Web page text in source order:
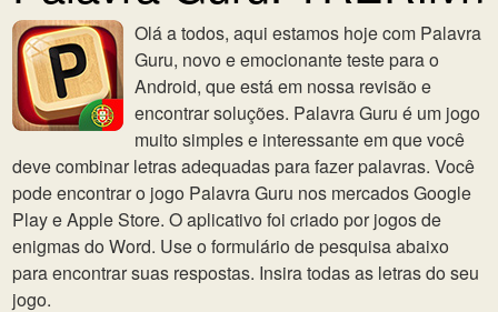
Olá a todos, aqui estamos hoje com Palavra
Guru, novo e emocionante teste para o
Android, que está em nossa revisão e
encontrar soluções. Palavra Guru é um jogo
muito simples e interessante em que você
deve combinar letras adequadas para fazer palavras. Você
pode encontrar o jogo Palavra Guru nos mercados Google
Play e Apple Store. O aplicativo foi criado por jogos de
enigmas do Word. Use o formulário de pesquisa abaixo
para encontrar suas respostas. Insira todas as letras do seu
jogo.